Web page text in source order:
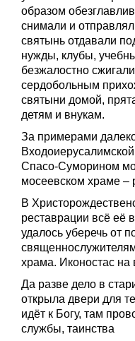
образом
снимали и
святынь отдавали
нужды, клубы,
безжалостно
сердобольным
святыни домой,
детям и внукам.
За примерами
Спасо-Суморином
мосеевском храме
В
реставрации всё её
удалось уберечь от
храма. Иконостас
Да разве дело в
открыла двери для
идёт к Богу, там
службы, таинства